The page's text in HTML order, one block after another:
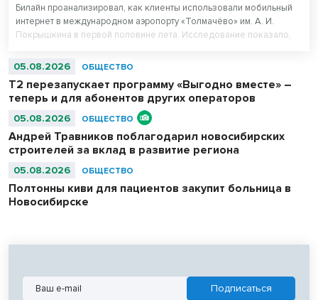
Билайн проанализировал, как клиенты использовали мобильный
интернет в международном аэропорту «Толмачёво» им. А. И.
Покрышкина в первой половине лета. Исследование показало,
сервисов у пассажиров 16–44 лет. При этом миллениалы (29–44
года) оказались самыми активными пользователями нейросетей в
аэропорту.
05.08.2026 ОБЩЕСТВО
Т2 перезапускает программу «Выгодно вместе» –
теперь и для абонентов других операторов
05.08.2026 ОБЩЕСТВО
Андрей Травников поблагодарил новосибирских
строителей за вклад в развитие региона
05.08.2026 ОБЩЕСТВО
Полтонны киви для пациентов закупит больница в
Новосибирске